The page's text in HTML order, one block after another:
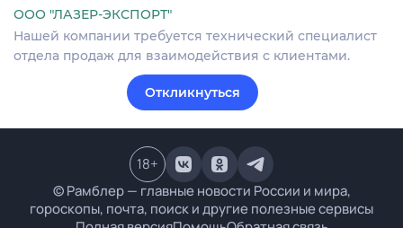
ООО "ЛАЗЕР-ЭКСПОРТ"
Нашей компании требуется технический специалист
отдела продаж для взаимодействия с клиентами.
Откликнуться
© Рамблер — главные новости России и мира,
гороскопы, почта, поиск и другие полезные сервисы
18+